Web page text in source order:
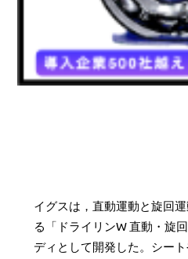
イグスは，直動運動と旋回
る「ドライリンW 直動・旋
ディとして開発した。シー